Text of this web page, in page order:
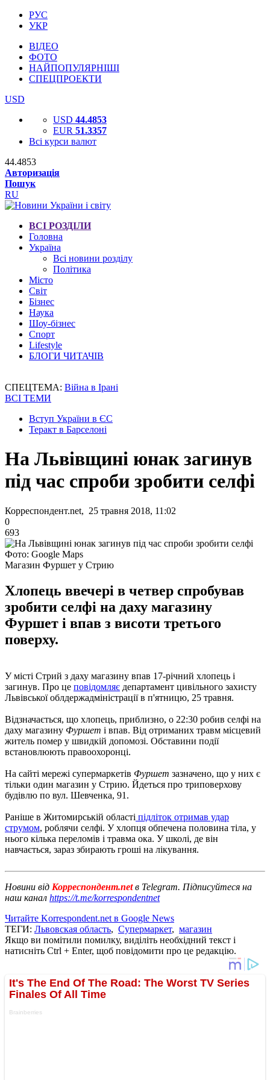
РУС
УКР
ВІДЕО
ФОТО
НАЙПОПУЛЯРНІШІ
СПЕЦПРОЕКТИ
USD
USD 44.4853
EUR 51.3357
Всі курси валют
44.4853
Авторизація
Пошук
RU
ВСІ РОЗДІЛИ
Головна
Україна
Всі новини розділу
Політика
Місто
Світ
Бізнес
Наука
Шоу-бізнес
Спорт
Lifestyle
БЛОГИ ЧИТАЧІВ
СПЕЦТЕМА: Війна в Ірані
ВСІ ТЕМИ
Вступ України в ЄС
Теракт в Барселоні
На Львівщині юнак загинув
під час спроби зробити селфі
Корреспондент.net, 25 травня 2018, 11:02
0
693
Фото: Google Maps
Магазин Фуршет у Стрию
Хлопець ввечері в четвер спробував
зробити селфі на даху магазину
Фуршет і впав з висоти третього
поверху.
У місті Стрий з даху магазину впав 17-річний хлопець і
загинув. Про це повідомляє департамент цивільного захисту
Львівської облдержадміністрації в п'ятницю, 25 травня.
Відзначається, що хлопець, приблизно, о 22:30 робив селфі на
даху магазину Фуршет і впав. Від отриманих травм місцевий
житель помер у швидкій допомозі. Обставини події
встановлюють правоохоронці.
На сайті мережі супермаркетів Фуршет зазначено, що у них є
тільки один магазин у Стрию. Йдеться про триповерхову
будівлю по вул. Шевченка, 91.
Раніше в Житомирській області підліток отримав удар
струмом, роблячи селфі. У хлопця обпечена половина тіла, у
нього кілька переломів і травма ока. У школі, де він
навчається, зараз збирають гроші на лікування.
Новини від Корреспондент.netв Telegram. Підписуйтеся на
наш канал https://t.me/korrespondentnet
Читайте Korrespondent.net в Google News
ТЕГИ: Львовская область, Супермаркет, магазин
Якщо ви помітили помилку, виділіть необхідний текст і
натисніть Ctrl + Enter, щоб повідомити про це редакцію.